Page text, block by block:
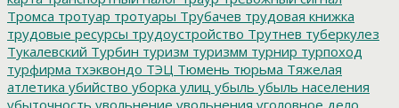
Тромса тротуар тротуары Трубачев трудовая книжка
трудовые ресурсы трудоустройство Трутнев туберкулез
Тукалевский Турбин туризм туризмм турнир турпоход
турфирма тхэквондо ТЭЦ Тюмень тюрьма Тяжелая
атлетика убийство уборка улиц убыль убыль населения
убыточность увольнение увольнения уголовное дело